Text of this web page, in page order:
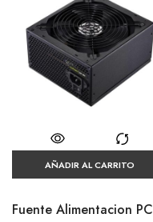
AÑADIR AL CARRITO
Fuente Alimentacion PC